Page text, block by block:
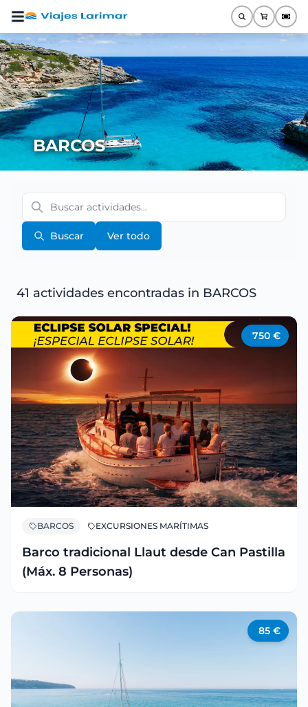
BARCOS
Buscar Ver todo
41 actividades encontradas in BARCOS
750 €
BARCOS EXCURSIONES MARÍTIMAS
Barco tradicional Llaut desde Can Pastilla
(Máx. 8 Personas)
85 €